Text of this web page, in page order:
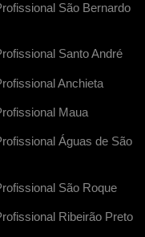
São Bernardo
Santo André
Anchieta
Maua
Águas de São
São Roque
Ribeirão Preto